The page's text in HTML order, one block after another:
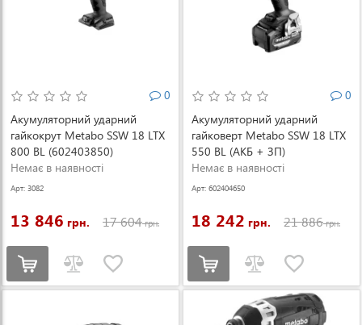
0
Акумуляторний ударний
гайкокрут Metabo SSW 18 LTX
800 BL (602403850)
Немає в наявності
Арт: 3082
13 846 грн. 17 604грн.
0
Акумуляторний ударний
гайковерт Metabo SSW 18 LTX
550 BL (АКБ + ЗП)
(602404650)
Немає в наявності
Арт: 602404650
18 242 грн. 21 886грн.